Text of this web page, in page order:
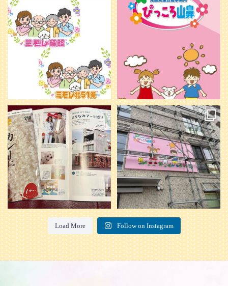
利用者様やご家族の皆さまに、親し
みや温かさが伝わるようなデザイン
を目指し、ミモレのイラストを新し
く作...
20 0
＼ 2026年6月1日 OPEN ／
...
25 0
本日発売のオトンvol.210号に掲載さ
れました！...
28 1
『ぴっころ山鼻』オープンに向けて
準備が着々と進んでいます。
皆さんお楽しみに〜
...
26 0
Load More Follow on Instagram